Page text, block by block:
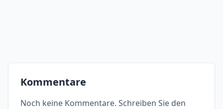
Kommentare
Noch keine Kommentare. Schreiben Sie den